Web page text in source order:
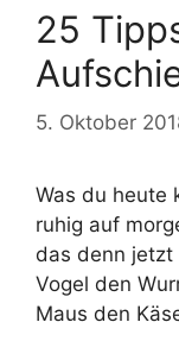
25
5. Oktober
Was du heute
ruhig auf
das denn jetzt
Vogel den
Maus den